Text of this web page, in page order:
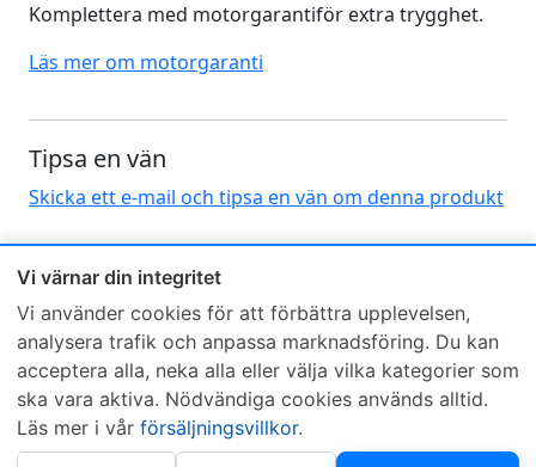
Vi värnar din integritet
Vi använder cookies för att förbättra upplevelsen,
analysera trafik och anpassa marknadsföring. Du kan
acceptera alla, neka alla eller välja vilka kategorier som
ska vara aktiva. Nödvändiga cookies används alltid.
Läs mer i vår försäljningsvillkor.
Komplettera med motorgarantiför extra trygghet.
Läs mer om motorgaranti
Tipsa en vän
Skicka ett e-mail och tipsa en vän om denna produkt
Sveriges mest sålda dieselbox
Kontakta KCR
Om KCR/Garantier
Sök KCR-box